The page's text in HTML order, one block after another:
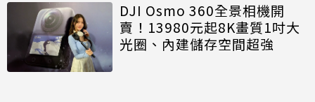
DJI Osmo 360全景相機開
賣！13980元起8K畫質1吋大
光圈、內建儲存空間超強